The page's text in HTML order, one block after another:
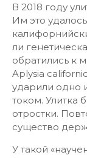
В 2018 году
Им это
ли
обратились к
Aplysia
ударили одно
током. Улитка
отростки.
существо
У такой